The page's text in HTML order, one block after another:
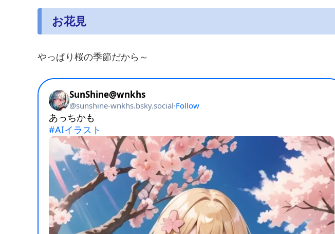
お花見
やっぱり桜の季節だから～